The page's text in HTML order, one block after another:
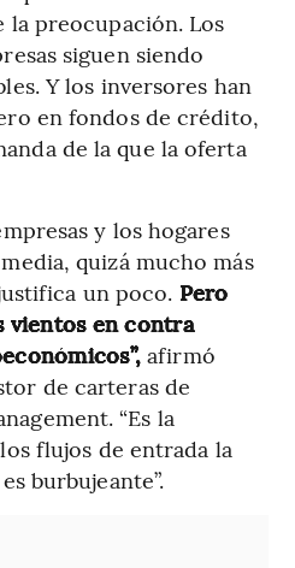
preocupación. Los
siguen siendo
Y los inversores han
en fondos de crédito,
de la que la oferta
y los hogares
quizá mucho más
un poco. Pero
vientos en contra
afirmó
de carteras de
“Es la
flujos de entrada la
burbujeante”.